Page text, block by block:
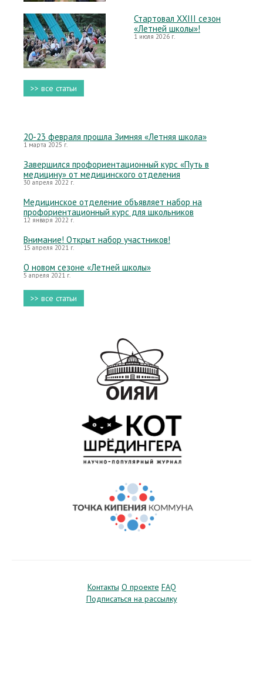
Стартовал XXIII сезон
«Летней школы»!
1 июля 2026 г.
>> все статьи
20-23 февраля прошла Зимняя «Летняя школа»
1 марта 2025 г.
Завершился профориентационный курс «Путь в
медицину» от медицинского отделения
30 апреля 2022 г.
Медицинское отделение объявляет набор на
профориентационный курс для школьников
12 января 2022 г.
Внимание! Открыт набор участников!
15 апреля 2021 г.
О новом сезоне «Летней школы»
5 апреля 2021 г.
>> все статьи
Контакты О проекте FAQ
Подписаться на рассылку